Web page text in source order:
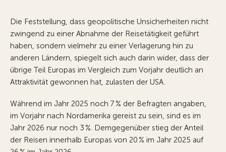
Die Feststellung, dass geopolitische Unsicherheiten nicht
zwingend zu einer Abnahme der Reisetätigkeit geführt
haben, sondern vielmehr zu einer Verlagerung hin zu
anderen Ländern, spiegelt sich auch darin wider, dass der
übrige Teil Europas im Vergleich zum Vorjahr deutlich an
Attraktivität gewonnen hat, zulasten der USA.
Während im Jahr 2025 noch 7 % der Befragten angaben,
im Vorjahr nach Nordamerika gereist zu sein, sind es im
Jahr 2026 nur noch 3 %. Demgegenüber stieg der Anteil
der Reisen innerhalb Europas von 20 % im Jahr 2025 auf